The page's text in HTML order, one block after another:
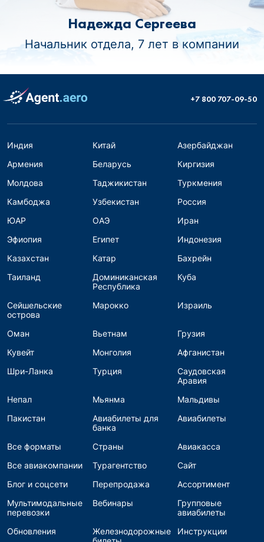
Надежда Сергеева
Начальник отдела, 7 лет в компании
+7 800 707-09-50
Индия Китай
Азербайджан
Армения
Беларусь
Киргизия
Молдова
Таджикистан
Туркмения
Камбоджа
Узбекистан
Россия
ЮАР
ОАЭ
Иран
Эфиопия
Египет
Индонезия
Казахстан
Катар
Бахрейн
Таиланд
Доминиканская
Республика
Куба
Сейшельские
острова
Марокко Израиль
Оман Вьетнам
Грузия
Кувейт
Монголия
Афганистан
Шри-Ланка
Турция
Саудовская
Аравия
Непал
Мьянма
Мальдивы
Пакистан
Авиабилеты для
банка
Авиабилеты
Все форматы Страны
Авиакасса
Все авиакомпании
Турагентство
Сайт
Блог и соцсети
Перепродажа
Ассортимент
Мультимодальные
перевозки
Вебинары
Групповые
авиабилеты
Обновления
Железнодорожные
Инструкции